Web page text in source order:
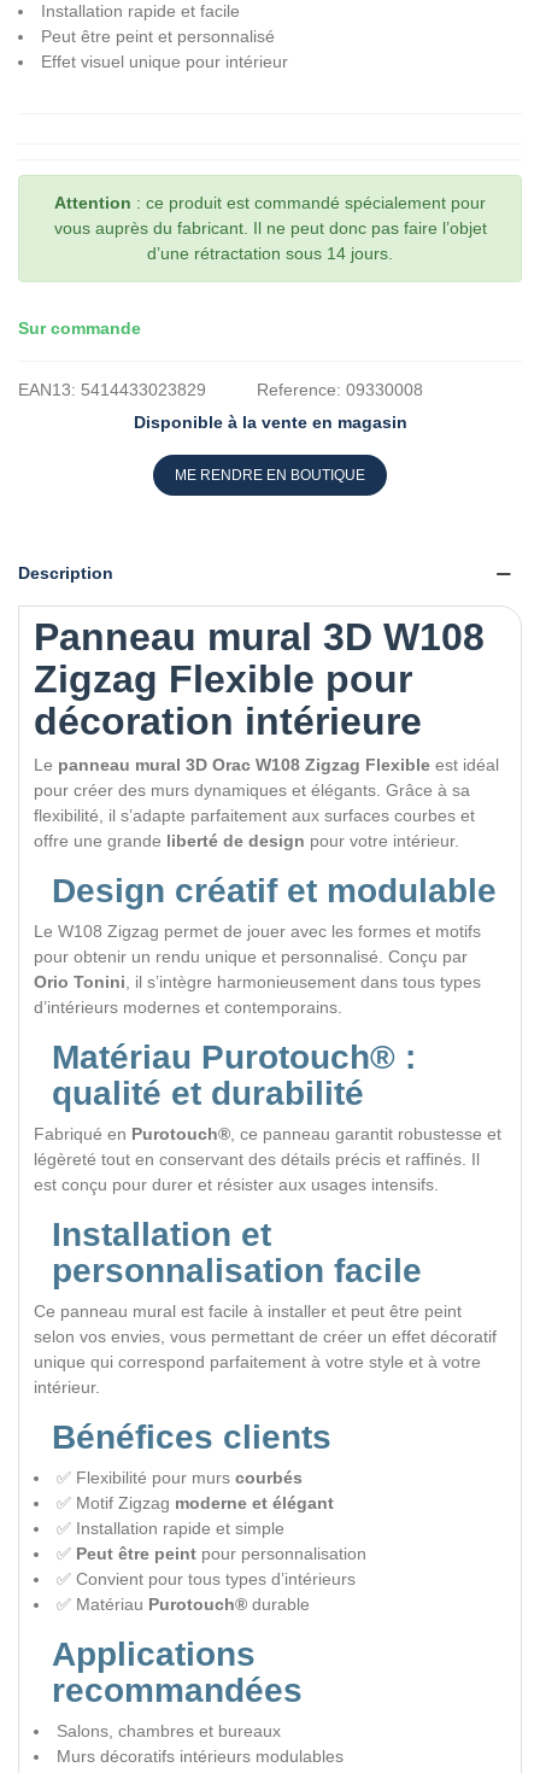
Installation rapide et facile
Peut être peint et personnalisé
Effet visuel unique pour intérieur
Attention : ce produit est commandé spécialement pour
vous auprès du fabricant. Il ne peut donc pas faire l’objet
d’une rétractation sous 14 jours.
Sur commande
EAN13: 5414433023829 Reference: 09330008
Disponible à la vente en magasin
ME RENDRE EN BOUTIQUE
Description
Panneau mural 3D W108
Zigzag Flexible pour
décoration intérieure
Le panneau mural 3D Orac W108 Zigzag Flexible est idéal
pour créer des murs dynamiques et élégants. Grâce à sa
flexibilité, il s’adapte parfaitement aux surfaces courbes et
offre une grande liberté de design pour votre intérieur.
Design créatif et modulable
Le W108 Zigzag permet de jouer avec les formes et motifs
pour obtenir un rendu unique et personnalisé. Conçu par
Orio Tonini, il s’intègre harmonieusement dans tous types
d’intérieurs modernes et contemporains.
Matériau Purotouch® :
qualité et durabilité
Fabriqué en Purotouch®, ce panneau garantit robustesse et
légèreté tout en conservant des détails précis et raffinés. Il
est conçu pour durer et résister aux usages intensifs.
Installation et
personnalisation facile
Ce panneau mural est facile à installer et peut être peint
selon vos envies, vous permettant de créer un effet décoratif
unique qui correspond parfaitement à votre style et à votre
intérieur.
Bénéfices clients
✅ Flexibilité pour murs courbés
✅ Motif Zigzag moderne et élégant
✅ Installation rapide et simple
✅ Peut être peint pour personnalisation
✅ Convient pour tous types d’intérieurs
✅ Matériau Purotouch® durable
Applications
recommandées
Salons, chambres et bureaux
Murs décoratifs intérieurs modulables